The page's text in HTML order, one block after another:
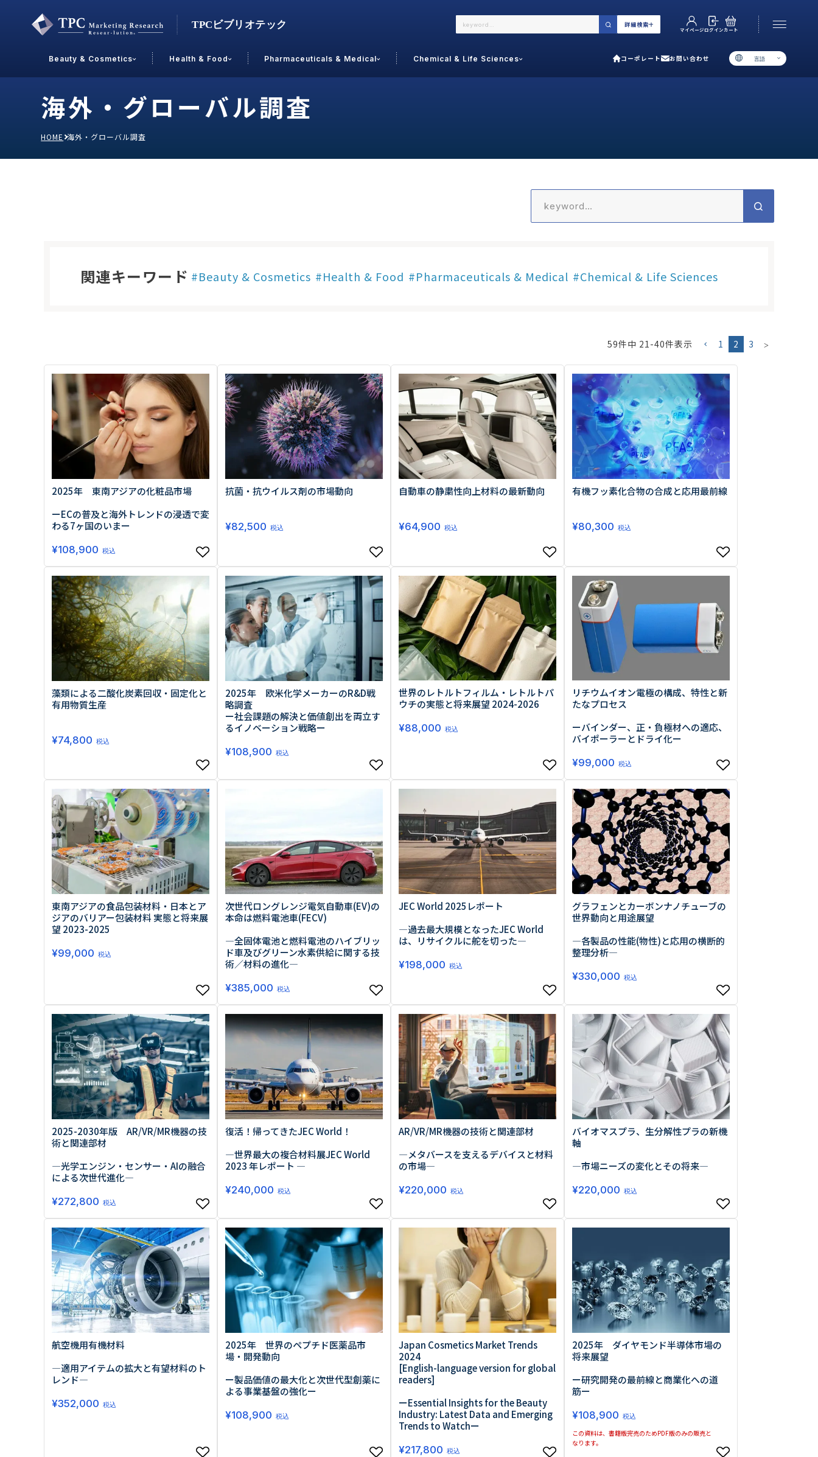
詳細検索
マイページログインカート
Beauty & Cosmetics Health & Food Pharmaceuticals & Medical Chemical & Life Sciences コーポレート お問い合わせ 言語
業界で選ぶ カテゴリで選ぶ 調査の種類で選ぶ
Contact Us 詳しくはこちら
業務用
食品添加物
生活習慣
がん
呼吸器・免疫
循環器・代謝
泌尿器・婦人
戦略
電子材料
自動車
ライフサイエンス
CDMO
戦略
海外
調査の種類から探す
市場調査 患者・ドクター調査
トップ
ご利用ガイド
〒550-0013
大阪市西区新町2-4-2 なにわ筋SIAビル［
Map ］
TEL 06-6538-5358（代表）
海外・グローバル調査
HOME 海外・グローバル調査
Beauty & Cosmetics Health & Food Pharmaceuticals & Medical Chemical & Life Sciences
59件中 21-40件表示 1 2 3
2025年 東南アジアの化粧品市場
ーECの普及と海外トレンドの浸透で変
わる7ヶ国のいまー
¥108,900 税込
抗菌・抗ウイルス剤の市場動向
¥82,500 税込
自動車の静粛性向上材料の最新動向
¥64,900 税込
有機フッ素化合物の合成と応用最前線
¥80,300 税込
藻類による二酸化炭素回収・固定化と
有用物質生産
¥74,800 税込
2025年 欧米化学メーカーのR&D戦
略調査
ー社会課題の解決と価値創出を両立す
るイノベーション戦略ー
¥108,900 税込
世界のレトルトフィルム・レトルトパ
ウチの実態と将来展望 2024-2026
¥88,000 税込
リチウムイオン電極の構成、特性と新
たなプロセス
ーバインダー、正・負極材への適応、
バイポーラーとドライ化ー
¥99,000 税込
東南アジアの食品包装材料・日本とア
ジアのバリアー包装材料 実態と将来展
望 2023-2025
¥99,000 税込
次世代ロングレンジ電気自動車(EV)の
本命は燃料電池車(FECV)
―全固体電池と燃料電池のハイブリッ
ド車及びグリーン水素供給に関する技
術／材料の進化―
¥385,000 税込
JEC World 2025レポート
―過去最大規模となったJEC World
は、リサイクルに舵を切った―
¥198,000 税込
グラフェンとカーボンナノチューブの
世界動向と用途展望
―各製品の性能(物性)と応用の横断的
整理分析―
¥330,000 税込
2025-2030年版 AR/VR/MR機器の技
術と関連部材
―光学エンジン・センサー・AIの融合
による次世代進化―
¥272,800 税込
復活！帰ってきたJEC World！
―世界最大の複合材料展JEC World
2023 年レポート ―
¥240,000 税込
AR/VR/MR機器の技術と関連部材
―メタバースを支えるデバイスと材料
の市場―
¥220,000 税込
バイオマスプラ、生分解性プラの新機
軸
―市場ニーズの変化とその将来―
¥220,000 税込
航空機用有機材料
―適用アイテムの拡大と有望材料のト
レンド―
¥352,000 税込
2025年 世界のペプチド医薬品市
場・開発動向
ー製品価値の最大化と次世代型創薬に
よる事業基盤の強化ー
¥108,900 税込
Japan Cosmetics Market Trends
2024
[English-language version for global
readers]
ーEssential Insights for the Beauty
Industry: Latest Data and Emerging
Trends to Watchー
¥217,800 税込
2025年 ダイヤモンド半導体市場の
将来展望
ー研究開発の最前線と商業化への道
筋ー
¥108,900 税込
この資料は、書籍版完売のためPDF版のみの販売と
なります。